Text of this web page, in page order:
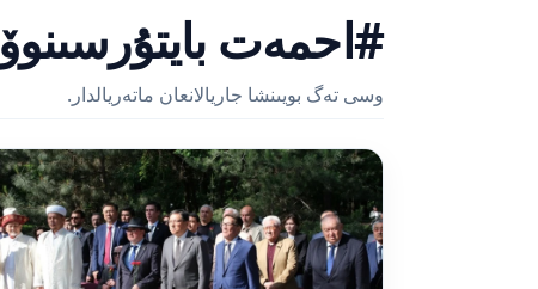
#احمەت بايتۇرسىنوۆ
وسى تەگ بويىنشا جاريالانعان ماتەريالدار.